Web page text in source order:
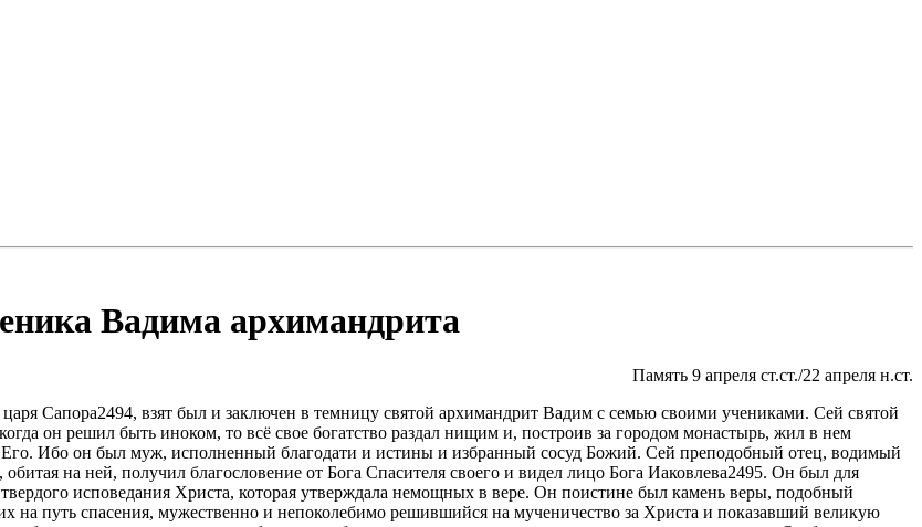
Вадима архимандрита
Память 9 апреля ст.ст./22 апреля н.ст.
Сапора2494, взят был и заключен в темницу святой архимандрит Вадим с семью своими учениками. Сей святой
он решил быть иноком, то всё свое богатство раздал нищим и, построив за городом монастырь, жил в нем
Его. Ибо он был муж, исполненный благодати и истины и избранный сосуд Божий. Сей преподобный отец, водимый
на ней, получил благословение от Бога Спасителя своего и видел лицо Бога Иаковлева2495. Он был для
исповедания Христа, которая утверждала немощных в вере. Он поистине был камень веры, подобный
путь спасения, мужественно и непоколебимо решившийся на мученичество за Христа и показавший великую